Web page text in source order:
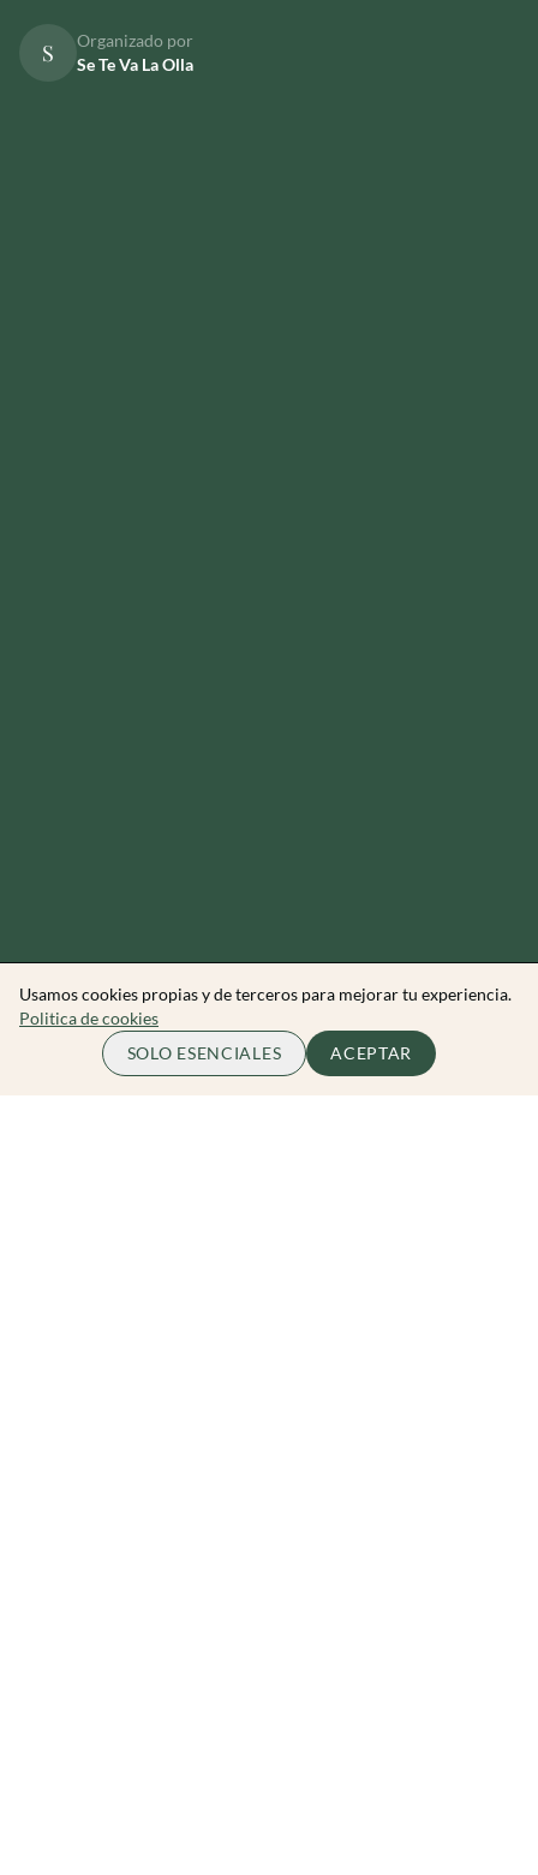
S
Organizado por
Se Te Va La Olla
65.00 EUR COMPLETO
Usamos cookies propias y de terceros para mejorar tu experiencia.
Politica de cookies
SOLO ESENCIALES
ACEPTAR